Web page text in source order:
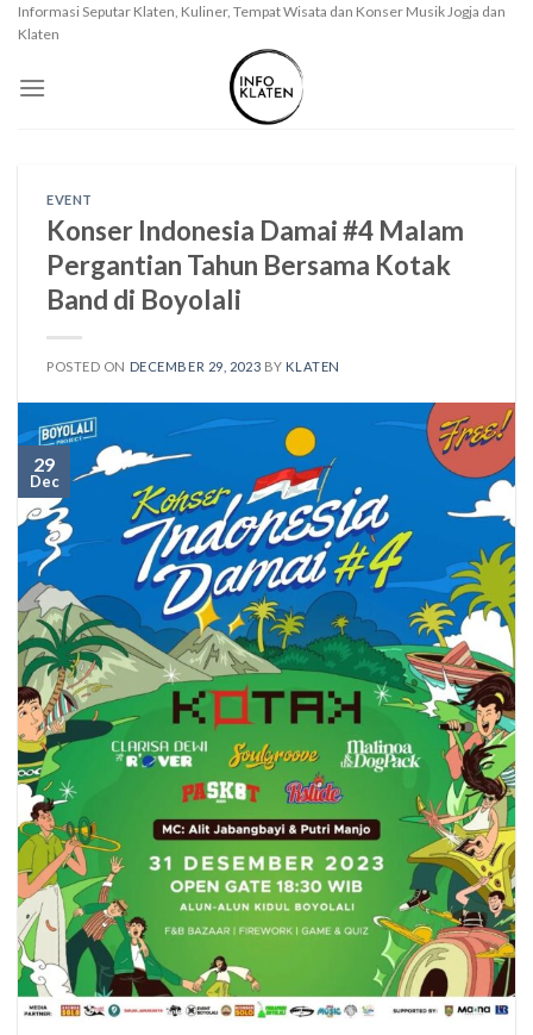
SkipInformasi Seputar Klaten, Kuliner, Tempat Wisata dan Konser Musik Jogja dan
Klaten
EVENT
Konser Indonesia Damai #4 Malam
Pergantian Tahun Bersama Kotak
Band di Boyolali
POSTED ON DECEMBER 29, 2023 BY KLATEN
29
Dec